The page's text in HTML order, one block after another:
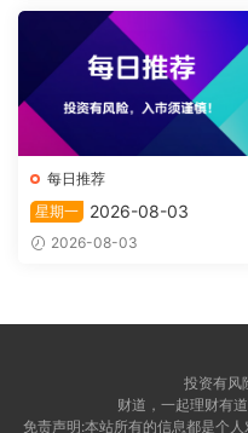
每日推荐
星期一
2026-08-03
2026-08-03
投资有风
财道，一起理财有
免责声明:本站所有的信息都是个